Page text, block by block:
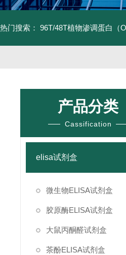
热门搜索： 96T/48T植物渗调蛋白（
产品分类
Cassification
elisa试剂盒
微生物ELISA试剂盒
胶原酶ELISA试剂盒
大鼠丙酮醛试剂盒
茶酚ELISA试剂盒